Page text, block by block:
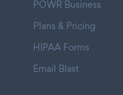
POWR Business
Plans & Pricing
HIPAA Forms
Email Blast